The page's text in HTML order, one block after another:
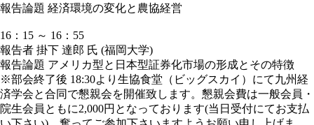
報告論題 経済環境の変化と農協経営
16：15 ～ 16：55
報告者 掛下 達郎 氏 (福岡大学)
報告論題 アメリカ型と日本型証券化市場の形成とその特徴
※部会終了後 18:30より生協食堂（ビッグスカイ）にて九州経
済学会と合同で懇親会を開催致します。懇親会費は一般会員・
院生会員ともに2,000円となっております(当日受付にてお支払